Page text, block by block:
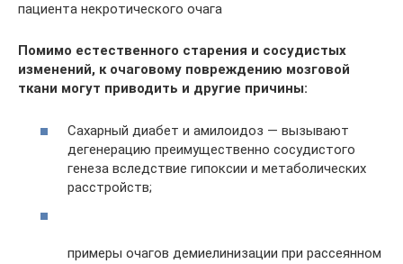
пациента некротического очага
Помимо естественного старения и сосудистых
изменений, к очаговому повреждению мозговой
ткани могут приводить и другие причины:
Сахарный диабет и амилоидоз — вызывают
дегенерацию преимущественно сосудистого
генеза вследствие гипоксии и метаболических
расстройств;
примеры очагов демиелинизации при рассеянном